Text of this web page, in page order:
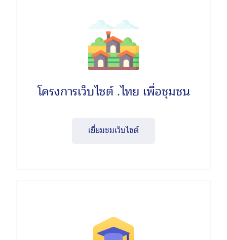
โครงการเว็บไซต์ .ไทย เพื่อชุมชน
เยี่ยมชมเว็บไซต์